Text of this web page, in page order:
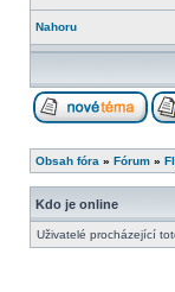
Nahoru
Obsah fóra » Fórum »
Kdo je online
Uživatelé procházející